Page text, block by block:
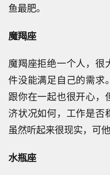
鱼最肥。
魔羯座
魔羯座拒绝一个人，很
件没能满足自己的需求
跟你在一起也很开心，
济状况如何，工作是否
虽然听起来很现实，可
水瓶座